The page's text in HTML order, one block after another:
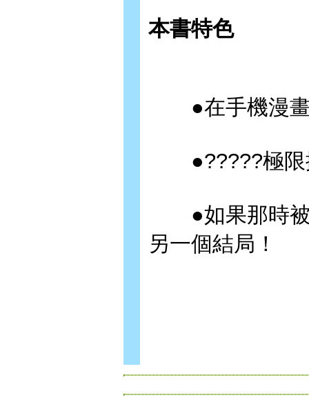
本書特色
●在手機漫畫
●?????極限
●如果那時被
另一個結局！